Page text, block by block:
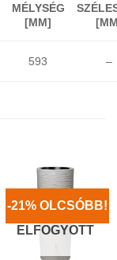
MÉLYSÉG
[MM]
593 –
-21% OLCSÓBB!
ELFOGYOTT